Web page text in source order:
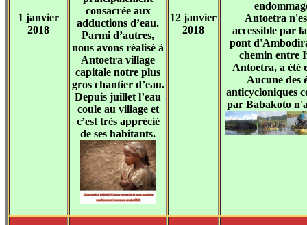
1 janvier
2018
consacrée aux
adductions d’eau.
Parmi d’autres,
nous avons réalisé à
Antoetra village
capitale notre plus
gros chantier d’eau.
Depuis juillet l’eau
coule au village et
c’est très apprécié
de ses habitants.
12 janvier
2018
Antoetra
accessible par
pont
chemin entre
Antoetra, a été
Aucune des
anticycloniques
par Babakoto